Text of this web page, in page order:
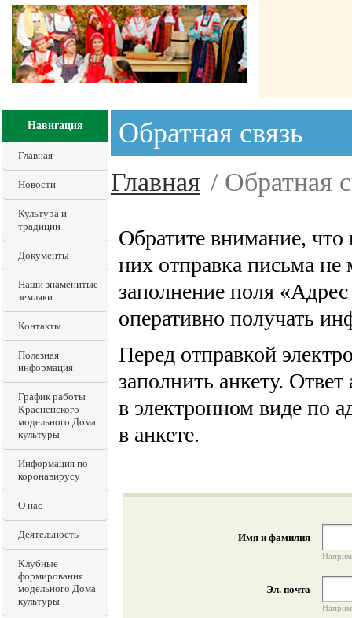
Навигация
Главная
Новости
Культура и
традиции
Документы
Наши знаменитые
земляки
Контакты
Полезная
информация
График работы
Красненского
модельного Дома
культуры
Информация по
коронавирусу
О нас
Деятельность
Клубные
формирования
модельного Дома
культуры
Обратная связь
Главная / Обратная
Обратите внимание, что
них отправка письма
заполнение поля
оперативно получать
Перед отправкой
заполнить анкету.
в электронном виде по
в анкете.
Имя и фамилия
Эл. почта